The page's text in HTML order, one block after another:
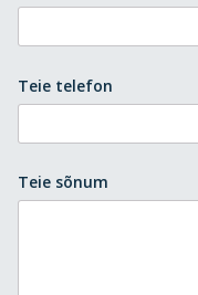
Teie telefon
Teie sõnum